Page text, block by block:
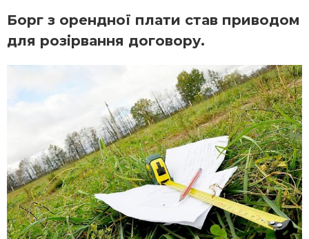
Борг з орендної плати став приводом
для розірвання договору.